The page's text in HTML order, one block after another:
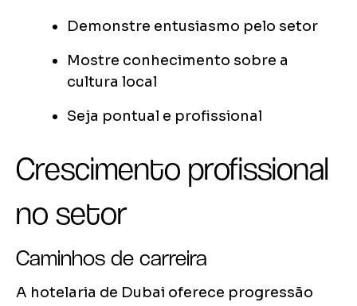
Demonstre entusiasmo pelo setor
Mostre conhecimento sobre a
cultura local
Seja pontual e profissional
Crescimento profissional
no setor
Caminhos de carreira
A hotelaria de Dubai oferece progressão